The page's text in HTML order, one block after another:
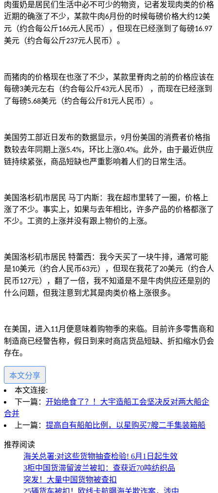
肉蛋奶是居民们生活中必不可少的物资，记者发现肉类的价格
近期的确涨了不少，某款牛肉6月份的时候每磅价格大约12美
元（约合每公斤166元人民币），但现在已经涨到了每磅16.97
美元（约合每公斤237元人民币）。
而猪肉的价格现在也涨了不少，某款里脊肉之前的价格应该在
每磅3美元左右（约合每公斤43元人民币） ，而现在已经涨到
了每磅5.68美元（约合每公斤81元人民币）。
美国劳工部近日发布的数据显示， 9月份美国的消费者价格指
数较去年同期上涨5.4%，环比上涨0.4%。此外，由于最近供应
链持续紧张，商品短缺也严重影响着人们的日常生活。
美国洛杉矶市居民 马丁内斯：我在超市里转了一圈，价格上
涨了不少。事实上，如果与去年相比，许多产品的价格都涨了
不少。工资的上涨并没有跟上物价的上涨。
美国洛杉矶市居民 特蕾西： 我今天买了一块牛排，通常可能
是10美元（约合人民币63元），但现在我花了20美元（约合人
民币127元），翻了一倍，我不知道是不是牛肉供应还是别的
什么问题，但我注意到尤其是肉类价格上涨很多。
在美国，进入11月便意味着购物季的来临。目前许多零售商和
制造商已经警告称，假日到来时商店货品短缺、折扣缩水仍会
存在。
本文分享
本文连接:
下一篇： 开始绝食了？！大宇造船工会坚决反对两大船企
合并
上一篇： 提高自有船舶比例，以星购买7艘二手集装箱船
推荐阅读
海关总署:对这些货物抽查检验! 6月1日起生效
3柜中国货滞留波兰被扣：查获近70吨纺织品
突发！大量中国货物被查扣